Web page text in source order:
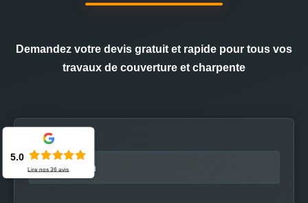
Demandez votre devis gratuit et rapide pour tous vos
travaux de couverture et charpente
Nom
5.0
Lire nos36 avis